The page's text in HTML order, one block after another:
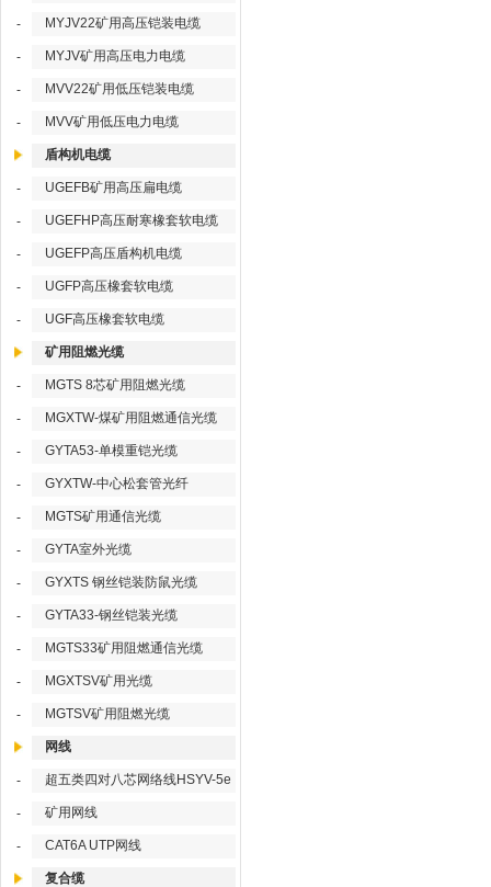
- MYJV22矿用高压铠装电缆
- MYJV矿用高压电力电缆
- MVV22矿用低压铠装电缆
- MVV矿用低压电力电缆
盾构机电缆
- UGEFB矿用高压扁电缆
- UGEFHP高压耐寒橡套软电缆
- UGEFP高压盾构机电缆
- UGFP高压橡套软电缆
- UGF高压橡套软电缆
矿用阻燃光缆
- MGTS 8芯矿用阻燃光缆
- MGXTW-煤矿用阻燃通信光缆
- GYTA53-单模重铠光缆
- GYXTW-中心松套管光纤
- MGTS矿用通信光缆
- GYTA室外光缆
- GYXTS 钢丝铠装防鼠光缆
- GYTA33-钢丝铠装光缆
- MGTS33矿用阻燃通信光缆
- MGXTSV矿用光缆
- MGTSV矿用阻燃光缆
网线
- 超五类四对八芯网络线HSYV-5e
- 矿用网线
- CAT6A UTP网线
复合缆